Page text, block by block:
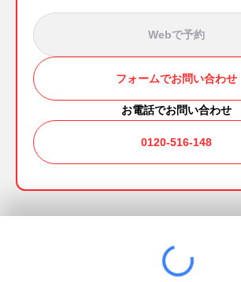
Webで予約
フォームでお問い合わせ
お電話でお問い合わせ
0120-516-148